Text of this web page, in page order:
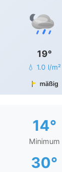
19°
💧 1.0 l/m²
mäßig
14°
Minimum
30°